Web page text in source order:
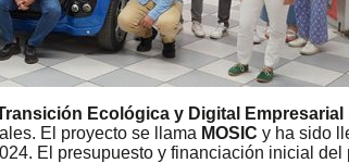
Ecológica y Digital Empresarial
El proyecto se llama MOSIC y ha sido
El presupuesto y financiación inicial